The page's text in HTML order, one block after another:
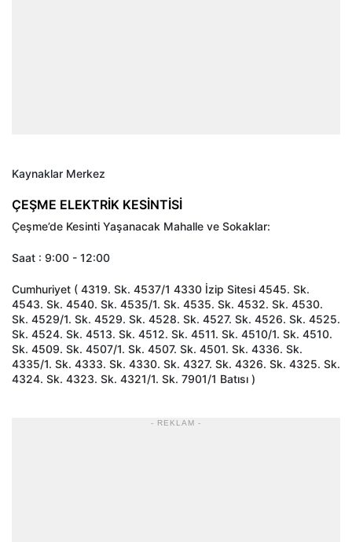
Kaynaklar Merkez
ÇEŞME ELEKTRİK KESİNTİSİ
Çeşme’de Kesinti Yaşanacak Mahalle ve Sokaklar:
Saat : 9:00 - 12:00
Cumhuriyet ( 4319. Sk. 4537/1 4330 İzip Sitesi 4545. Sk.
4543. Sk. 4540. Sk. 4535/1. Sk. 4535. Sk. 4532. Sk. 4530.
Sk. 4529/1. Sk. 4529. Sk. 4528. Sk. 4527. Sk. 4526. Sk. 4525.
Sk. 4524. Sk. 4513. Sk. 4512. Sk. 4511. Sk. 4510/1. Sk. 4510.
Sk. 4509. Sk. 4507/1. Sk. 4507. Sk. 4501. Sk. 4336. Sk.
4335/1. Sk. 4333. Sk. 4330. Sk. 4327. Sk. 4326. Sk. 4325. Sk.
4324. Sk. 4323. Sk. 4321/1. Sk. 7901/1 Batısı )
- REKLAM -